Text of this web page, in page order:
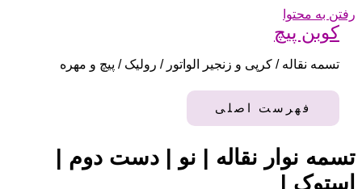
رفتن به محتوا
کوبن پیچ
تسمه نقاله / کرپی و زنجیر الواتور / رولیک / پیچ و مهره
فهرست اصلی
تسمه نوار نقاله | نو | دست دوم |
استوک |